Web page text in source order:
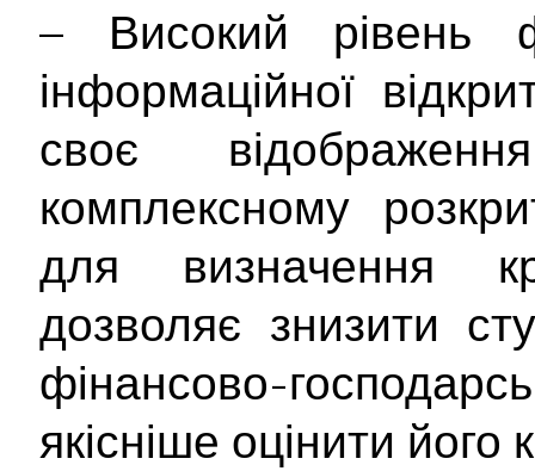
– Високий рівень
інформаційної
своє
комплексному
для визначення
дозволяє знизити
фінансово-
якісніше оцінити